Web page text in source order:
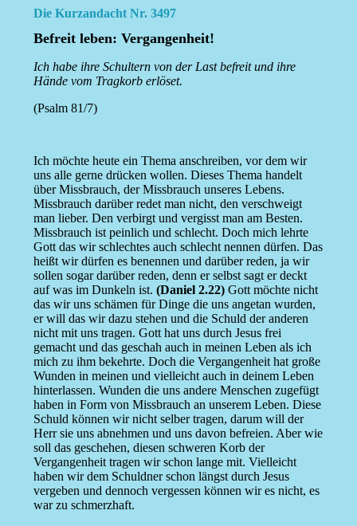
Die Kurzandacht Nr. 3497
Befreit leben: Vergangenheit!
Ich habe ihre Schultern von der Last befreit und ihre
Hände vom Tragkorb erlöset.
(Psalm 81/7)
Ich möchte heute ein Thema anschreiben, vor dem wir
uns alle gerne drücken wollen. Dieses Thema handelt
über Missbrauch, der Missbrauch unseres Lebens.
Missbrauch darüber redet man nicht, den verschweigt
man lieber. Den verbirgt und vergisst man am Besten.
Missbrauch ist peinlich und schlecht. Doch mich lehrte
Gott das wir schlechtes auch schlecht nennen dürfen. Das
heißt wir dürfen es benennen und darüber reden, ja wir
sollen sogar darüber reden, denn er selbst sagt er deckt
auf was im Dunkeln ist. (Daniel 2.22)Gott möchte nicht
das wir uns schämen für Dinge die uns angetan wurden,
er will das wir dazu stehen und die Schuld der anderen
nicht mit uns tragen. Gott hat uns durch Jesus frei
gemacht und das geschah auch in meinen Leben als ich
mich zu ihm bekehrte. Doch die Vergangenheit hat große
Wunden in meinen und vielleicht auch in deinem Leben
hinterlassen. Wunden die uns andere Menschen zugefügt
haben in Form von Missbrauch an unserem Leben. Diese
Schuld können wir nicht selber tragen, darum will der
Herr sie uns abnehmen und uns davon befreien. Aber wie
soll das geschehen, diesen schweren Korb der
Vergangenheit tragen wir schon lange mit. Vielleicht
haben wir dem Schuldner schon längst durch Jesus
vergeben und dennoch vergessen können wir es nicht, es
war zu schmerzhaft.